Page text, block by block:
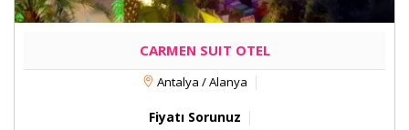
CARMEN SUIT OTEL
Antalya / Alanya
Fiyatı Sorunuz